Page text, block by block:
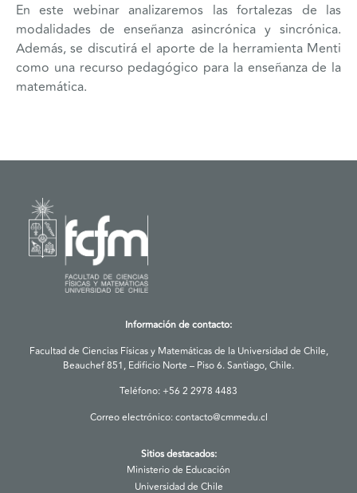
En este webinar analizaremos las fortalezas de las
modalidades de enseñanza asincrónica y sincrónica.
Además, se discutirá el aporte de la herramienta Menti
como una recurso pedagógico para la enseñanza de la
matemática.
Información de contacto:
Facultad de Ciencias Físicas y Matemáticas de la Universidad de Chile,
Beauchef 851, Edificio Norte – Piso 6. Santiago, Chile.
Teléfono: +56 2 2978 4483
Correo electrónico:contacto@cmmedu.cl
Sitios destacados:
Ministerio de Educación
Universidad de Chile